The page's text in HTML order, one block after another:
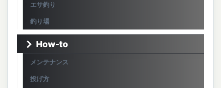
エサ釣り
釣り場
How-to
メンテナンス
投げ方